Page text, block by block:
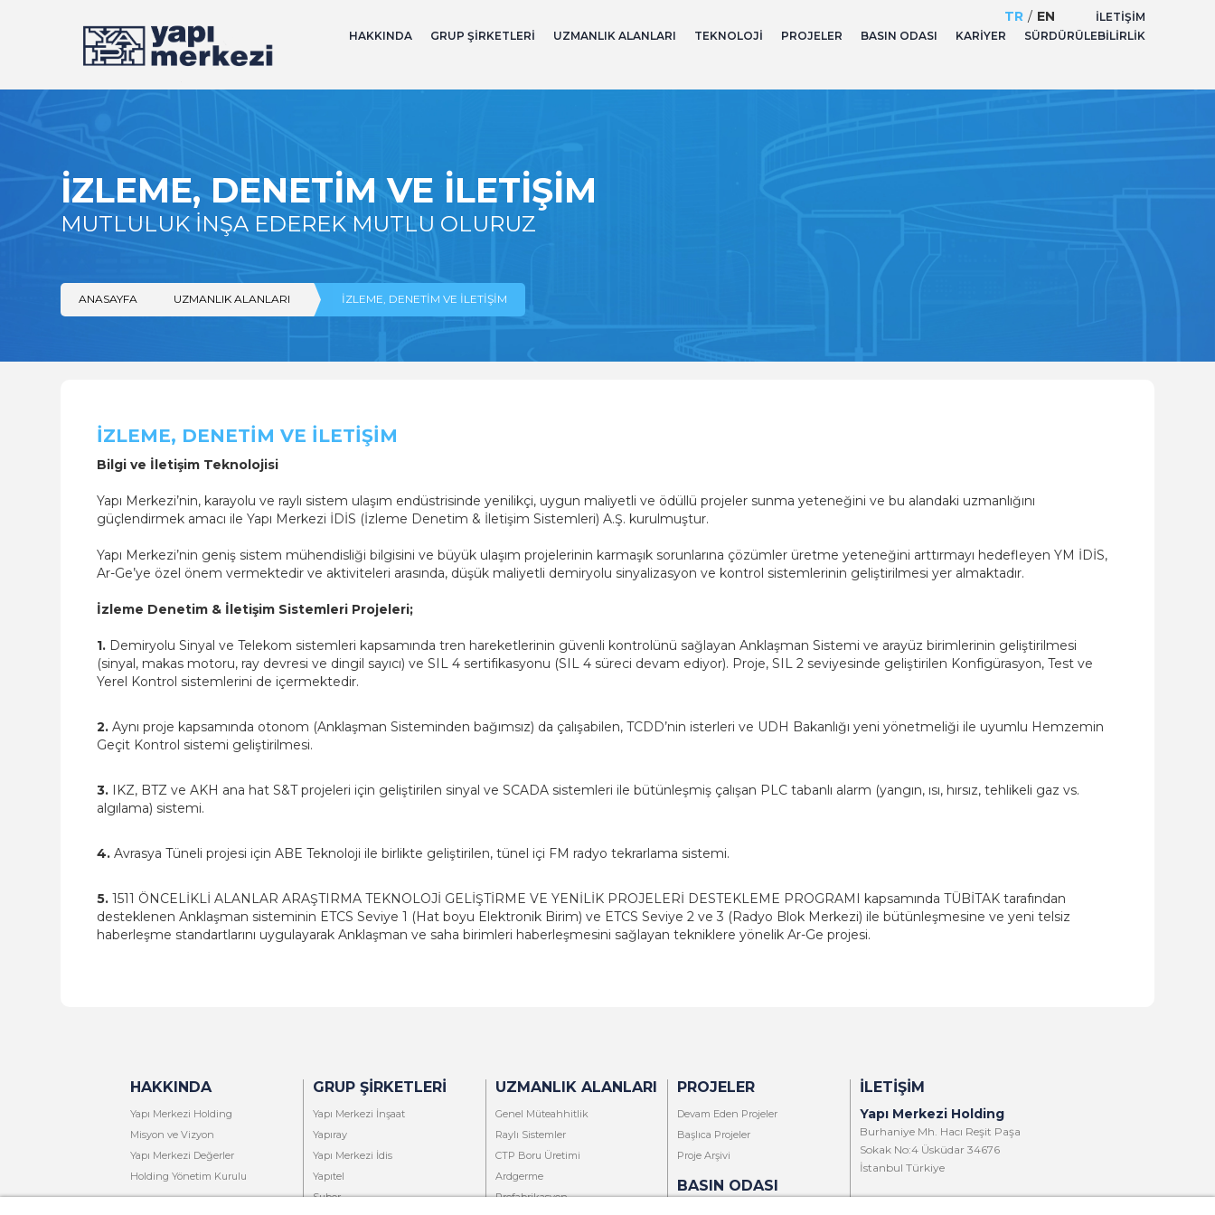
TR / EN
HAKKINDA GRUP ŞIRKETLERI UZMANLIK ALANLARI TEKNOLOJI PROJELER BASIN ODASI KARIYER SÜRDÜRÜLEBILIRLIK
İLETIŞIM
İZLEME, DENETIM VE İLETIŞIM
MUTLULUK İNŞA EDEREK MUTLU OLURUZ
ANASAYFA UZMANLIK ALANLARI İZLEME, DENETIM VE İLETIŞIM
İZLEME, DENETIM VE İLETIŞIM
Bilgi ve İletişim Teknolojisi
Yapı Merkezi’nin, karayolu ve raylı sistem ulaşım endüstrisinde yenilikçi, uygun maliyetli ve ödüllü projeler sunma yeteneğini ve bu alandaki uzmanlığını
güçlendirmek amacı ile Yapı Merkezi İDİS (İzleme Denetim & İletişim Sistemleri) A.Ş. kurulmuştur.
Yapı Merkezi’nin geniş sistem mühendisliği bilgisini ve büyük ulaşım projelerinin karmaşık sorunlarına çözümler üretme yeteneğini arttırmayı hedefleyen YM İDİS,
Ar-Ge’ye özel önem vermektedir ve aktiviteleri arasında, düşük maliyetli demiryolu sinyalizasyon ve kontrol sistemlerinin geliştirilmesi yer almaktadır.
İzleme Denetim & İletişim Sistemleri Projeleri;
1. Demiryolu Sinyal ve Telekom sistemleri kapsamında tren hareketlerinin güvenli kontrolünü sağlayan Anklaşman Sistemi ve arayüz birimlerinin geliştirilmesi
(sinyal, makas motoru, ray devresi ve dingil sayıcı) ve SIL 4 sertifikasyonu (SIL 4 süreci devam ediyor). Proje, SIL 2 seviyesinde geliştirilen Konfigürasyon, Test ve
Yerel Kontrol sistemlerini de içermektedir.
2. Aynı proje kapsamında otonom (Anklaşman Sisteminden bağımsız) da çalışabilen, TCDD’nin isterleri ve UDH Bakanlığı yeni yönetmeliği ile uyumlu Hemzemin
Geçit Kontrol sistemi geliştirilmesi.
3. IKZ, BTZ ve AKH ana hat S&T projeleri için geliştirilen sinyal ve SCADA sistemleri ile bütünleşmiş çalışan PLC tabanlı alarm (yangın, ısı, hırsız, tehlikeli gaz vs.
algılama) sistemi.
4. Avrasya Tüneli projesi için ABE Teknoloji ile birlikte geliştirilen, tünel içi FM radyo tekrarlama sistemi.
5.1511 ÖNCELİKLİ ALANLAR ARAŞTIRMA TEKNOLOJİ GELİŞTİRME VE YENİLİK PROJELERİ DESTEKLEME PROGRAMI kapsamında TÜBİTAK tarafından
desteklenen Anklaşman sisteminin ETCS Seviye 1 (Hat boyu Elektronik Birim) ve ETCS Seviye 2 ve 3 (Radyo Blok Merkezi) ile bütünleşmesine ve yeni telsiz
haberleşme standartlarını uygulayarak Anklaşman ve saha birimleri haberleşmesini sağlayan tekniklere yönelik Ar-Ge projesi.
HAKKINDA
Yapı Merkezi Holding
Misyon ve Vizyon
Yapı Merkezi Değerler
Holding Yönetim Kurulu
GRUP ŞIRKETLERI
Yapı Merkezi İnşaat
Yapıray
Yapı Merkezi İdis
Yapıtel
Subor
UZMANLIK ALANLARI
Genel Müteahhitlik
Raylı Sistemler
CTP Boru Üretimi
Ardgerme
Prefabrikasyon
PROJELER
Devam Eden Projeler
Başlıca Projeler
Proje Arşivi
BASIN ODASI
İLETIŞIM
Yapı Merkezi Holding
Burhaniye Mh. Hacı Reşit Paşa
Sokak No:4 Üsküdar 34676
İstanbul Türkiye